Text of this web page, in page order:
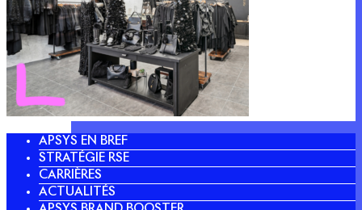
APSYS EN BREF
STRATÉGIE RSE
CARRIÈRES
ACTUALITÉS